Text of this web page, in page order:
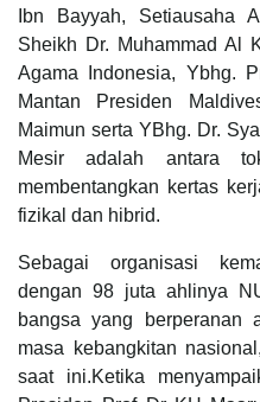
Ibn Bayyah, Setiausaha
Sheikh Dr. Muhammad Al
Agama Indonesia, Ybhg.
Mantan Presiden
Maimun serta YBhg. Dr.
Mesir adalah antara
membentangkan kertas
fizikal dan hibrid.
Sebagai organisasi
dengan 98 juta ahlinya
bangsa yang berperanan
masa kebangkitan
saat ini.Ketika